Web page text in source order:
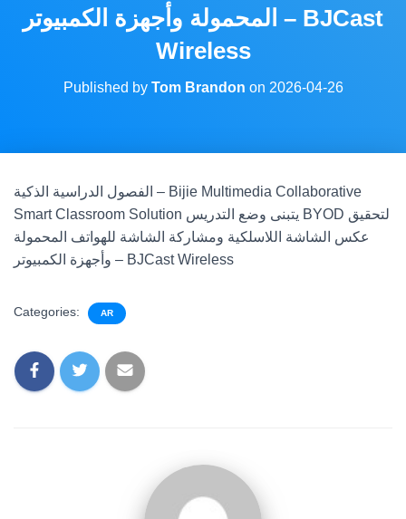
O
المحمولة وأجهزة الكمبيوتر – BJCast
Wireless
Published by Tom Brandon on 2026-04-26
الفصول الدراسية الذكية – Bijie Multimedia Collaborative
Smart Classroom Solution يتبنى وضع التدريس BYOD لتحقيق
عكس الشاشة اللاسلكية ومشاركة الشاشة للهواتف المحمولة
وأجهزة الكمبيوتر – BJCast Wireless
Categories: AR